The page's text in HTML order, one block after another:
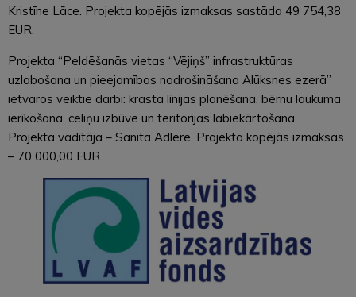
Kristīne Lāce. Projekta kopējās izmaksas sastāda 49 754,38
EUR.
Projekta “Peldēšanās vietas “Vējiņš” infrastruktūras
uzlabošana un pieejamības nodrošināšana Alūksnes ezerā”
ietvaros veiktie darbi: krasta līnijas planēšana, bērnu laukuma
ierīkošana, celiņu izbūve un teritorijas labiekārtošana.
Projekta vadītāja – Sanita Adlere. Projekta kopējās izmaksas
– 70 000,00 EUR.